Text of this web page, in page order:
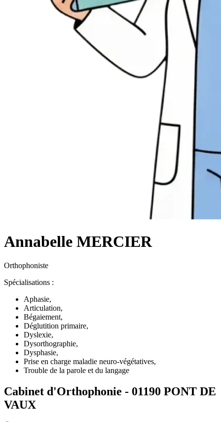
Annabelle MERCIER
Orthophoniste
Spécialisations :
Aphasie,
Articulation,
Bégaiement,
Déglutition primaire,
Dyslexie,
Dysorthographie,
Dysphasie,
Prise en charge maladie neuro-végétatives,
Trouble de la parole et du langage
Cabinet d'Orthophonie - 01190 PONT DE
VAUX